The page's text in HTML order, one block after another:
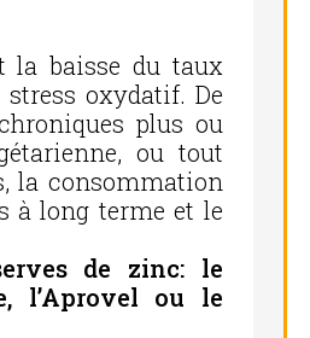
la baisse du taux
oxydatif. De
plus ou
ou tout
la consommation
à long terme et le
de zinc: le
l’Aprovel ou le